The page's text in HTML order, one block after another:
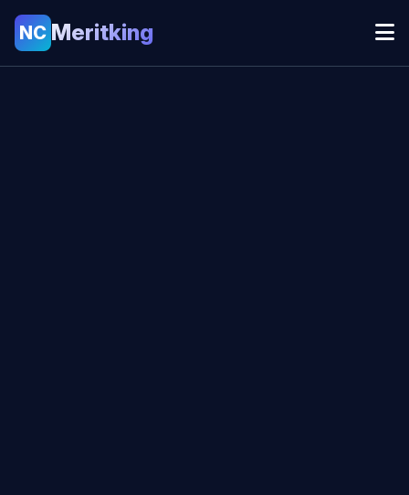
NC Meritking